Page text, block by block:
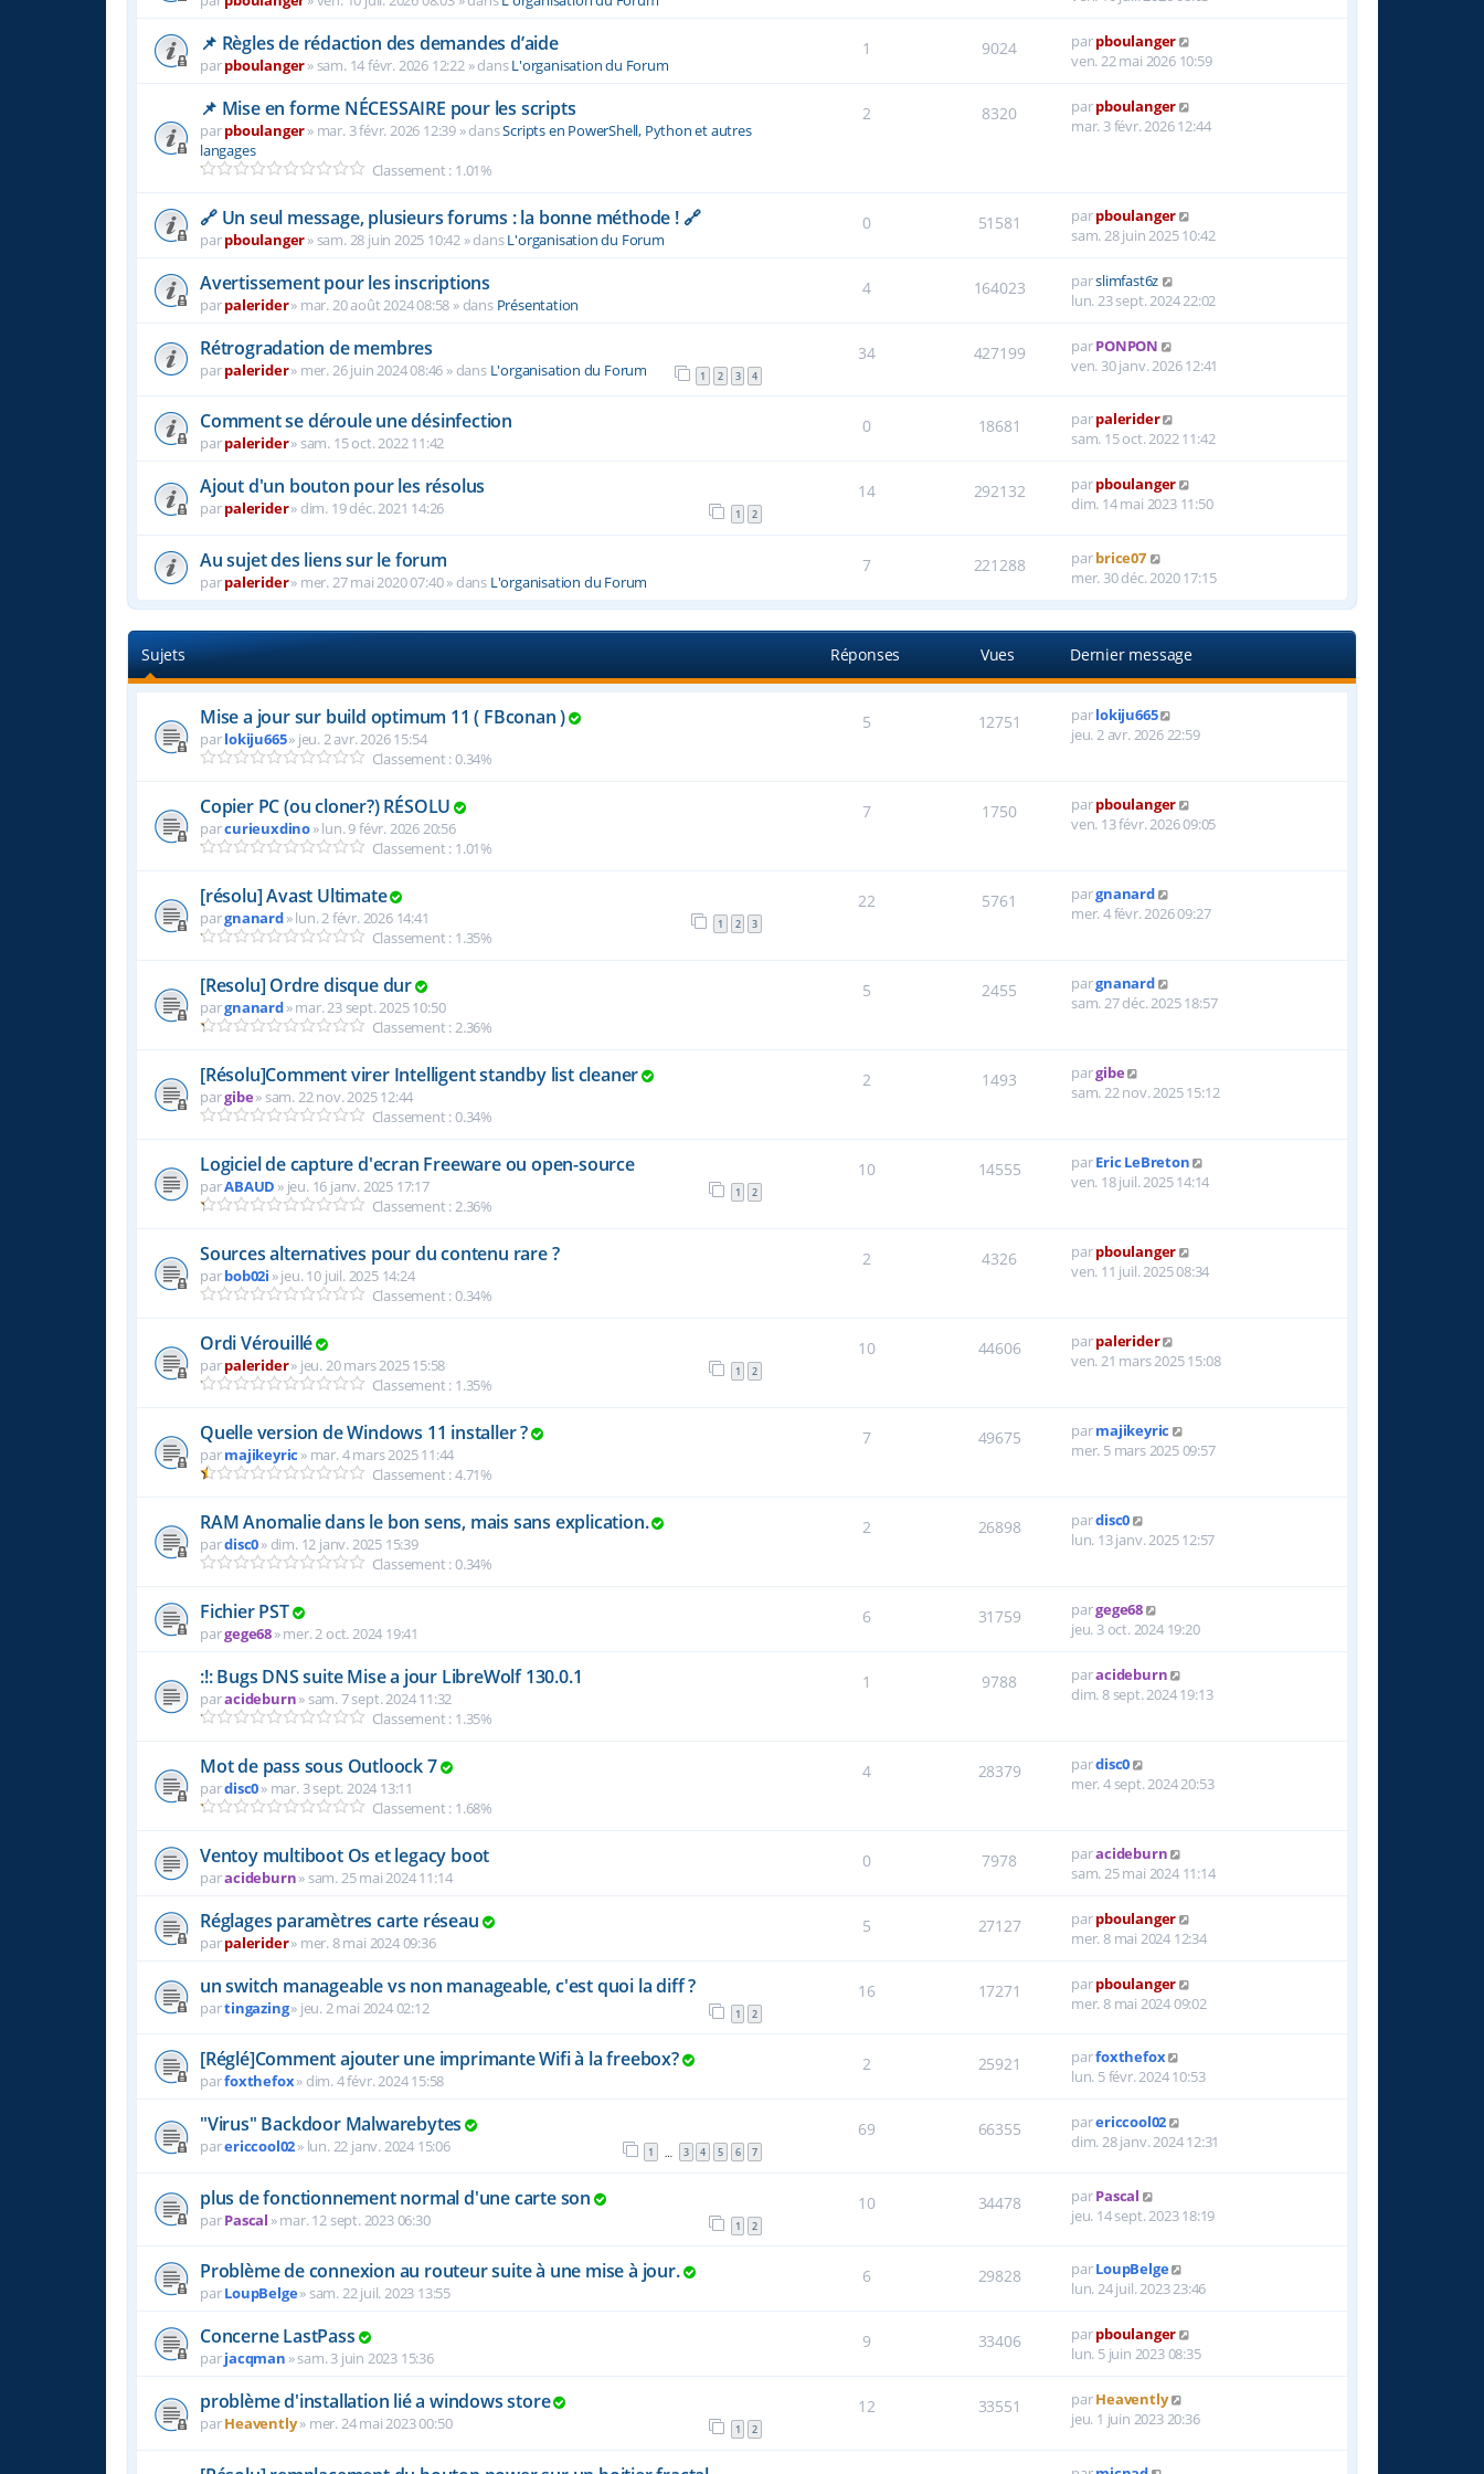
📌 Règles de rédaction des demandes d’aide
parpboulanger» sam. 14 févr. 2026 12:22» dansL'organisation du Forum
1 9024 parpboulanger
ven. 22 mai 2026 10:59
📌 Mise en forme NÉCESSAIRE pour les scripts
parpboulanger» mar. 3 févr. 2026 12:39 » dansScripts en PowerShell, Python et autres
langages
Classement : 1.01%
2 8320 parpboulanger
mar. 3 févr. 2026 12:44
🔗 Un seul message, plusieurs forums : la bonne méthode ! 🔗
parpboulanger» sam. 28 juin 2025 10:42 » dansL'organisation du Forum
0 51581 parpboulanger
sam. 28 juin 2025 10:42
Avertissement pour les inscriptions
parpalerider» mar. 20 août 2024 08:58 » dans Présentation
4 164023 parslimfast6z
lun. 23 sept. 2024 22:02
Rétrogradation de membres
parpalerider» mer. 26 juin 2024 08:46 » dans L'organisation du Forum 1 2 3 4
34 427199 parPONPON
ven. 30 janv. 2026 12:41
Comment se déroule une désinfection
parpalerider» sam. 15 oct. 2022 11:42
0 18681 parpalerider
sam. 15 oct. 2022 11:42
Ajout d'un bouton pour les résolus
parpalerider» dim. 19 déc. 2021 14:26 1 2
14 292132 parpboulanger
dim. 14 mai 2023 11:50
Au sujet des liens sur le forum
parpalerider» mer. 27 mai 2020 07:40» dans L'organisation du Forum
7 221288 parbrice07
mer. 30 déc. 2020 17:15
Sujets Réponses Vues Dernier message
Mise a jour sur build optimum 11 ( FBconan )
parlokiju665» jeu. 2 avr. 2026 15:54
Classement : 0.34%
5 12751 parlokiju665
jeu. 2 avr. 2026 22:59
Copier PC (ou cloner?) RÉSOLU
parcurieuxdino»lun. 9 févr. 2026 20:56
Classement : 1.01%
7 1750 parpboulanger
ven. 13 févr. 2026 09:05
[résolu] Avast Ultimate
pargnanard»lun. 2 févr. 2026 14:41 1 2 3
Classement : 1.35%
22 5761 pargnanard
mer. 4 févr. 2026 09:27
[Resolu] Ordre disque dur
pargnanard»mar. 23 sept. 2025 10:50
Classement : 2.36%
5 2455 pargnanard
sam. 27 déc. 2025 18:57
[Résolu]Comment virer Intelligent standby list cleaner
pargibe» sam. 22 nov. 2025 12:44
Classement : 0.34%
2 1493 pargibe
sam. 22 nov. 2025 15:12
Logiciel de capture d'ecran Freeware ou open-source
parABAUD » jeu. 16 janv. 2025 17:17 1 2
Classement : 2.36%
10 14555 parEric LeBreton
ven. 18 juil. 2025 14:14
Sources alternatives pour du contenu rare ?
parbob02i »jeu. 10 juil. 2025 14:24
Classement : 0.34%
2 4326 parpboulanger
ven. 11 juil. 2025 08:34
Ordi Vérouillé
parpalerider» jeu. 20 mars 2025 15:58 1 2
Classement : 1.35%
10 44606 parpalerider
ven. 21 mars 2025 15:08
Quelle version de Windows 11 installer ?
parmajikeyric » mar. 4 mars 2025 11:44
Classement : 4.71%
7 49675 parmajikeyric
mer. 5 mars 2025 09:57
RAM Anomalie dans le bon sens, mais sans explication.
pardisc0» dim. 12 janv. 2025 15:39
Classement : 0.34%
2 26898 pardisc0
lun. 13 janv. 2025 12:57
Fichier PST
pargege68»mer. 2 oct. 2024 19:41
6 31759 pargege68
jeu. 3 oct. 2024 19:20
:!: Bugs DNS suite Mise a jour LibreWolf 130.0.1
paracideburn» sam. 7 sept. 2024 11:32
Classement : 1.35%
1 9788 paracideburn
dim. 8 sept. 2024 19:13
Mot de pass sous Outloock 7
pardisc0» mar. 3 sept. 2024 13:11
Classement : 1.68%
4 28379 pardisc0
mer. 4 sept. 2024 20:53
Ventoy multiboot Os et legacy boot
paracideburn» sam. 25 mai 2024 11:14
0 7978 paracideburn
sam. 25 mai 2024 11:14
Réglages paramètres carte réseau
parpalerider» mer. 8 mai 2024 09:36
5 27127 parpboulanger
mer. 8 mai 2024 12:34
un switch manageable vs non manageable, c'est quoi la diff ?
partingazing» jeu. 2 mai 2024 02:12 1 2
16 17271 parpboulanger
mer. 8 mai 2024 09:02
[Réglé]Comment ajouter une imprimante Wifi à la freebox?
parfoxthefox» dim. 4 févr. 2024 15:58
2 25921 parfoxthefox
lun. 5 févr. 2024 10:53
"Virus" Backdoor Malwarebytes
parericcool02» lun. 22 janv. 2024 15:06 1 … 3 4 5 6 7
69 66355 parericcool02
dim. 28 janv. 2024 12:31
plus de fonctionnement normal d'une carte son
parPascal »mar. 12 sept. 2023 06:30 1 2
10 34478 parPascal
jeu. 14 sept. 2023 18:19
Problème de connexion au routeur suite à une mise à jour.
parLoupBelge» sam. 22 juil. 2023 13:55
6 29828 parLoupBelge
lun. 24 juil. 2023 23:46
Concerne LastPass
parjacqman »sam. 3 juin 2023 15:36
9 33406 parpboulanger
lun. 5 juin 2023 08:35
problème d'installation lié a windows store
parHeavently» mer. 24 mai 2023 00:50 1 2
12 33551 parHeavently
jeu. 1 juin 2023 20:36